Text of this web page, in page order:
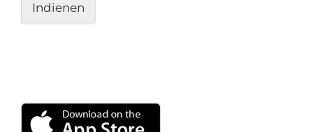
Indienen